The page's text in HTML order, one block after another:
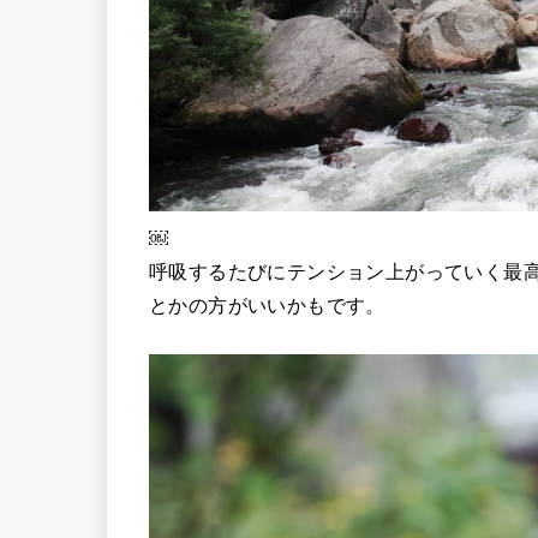
￼
呼吸するたびにテンション上がっていく最
とかの方がいいかもです。